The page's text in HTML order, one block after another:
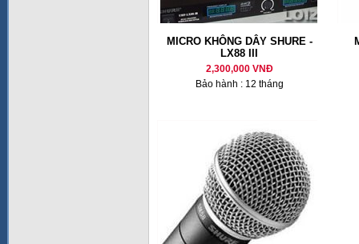
MICRO KHÔNG DÂY SHURE -
LX88 III
2,300,000 VNĐ
Bảo hành : 12 tháng